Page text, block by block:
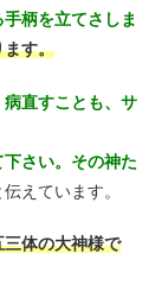
柄を立てさしま
ます。
病直すことも、サ
さい。その神た
伝えています。
体の大神様で